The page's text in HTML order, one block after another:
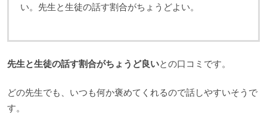
い。先生と生徒の話す割合がちょうどよい。
先生と生徒の話す割合がちょうど良いとの口コミです。
どの先生でも、いつも何か褒めてくれるので話しやすいそうで
す。